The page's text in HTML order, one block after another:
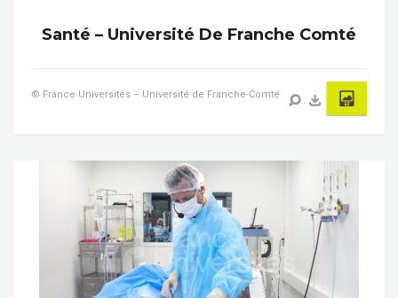
Santé – Université De Franche Comté
© France Universités – Université de Franche-Comté